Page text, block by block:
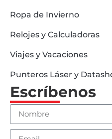
Ropa de Invierno
Relojes y Calculadoras
Viajes y Vacaciones
Punteros Láser y
Escríbenos